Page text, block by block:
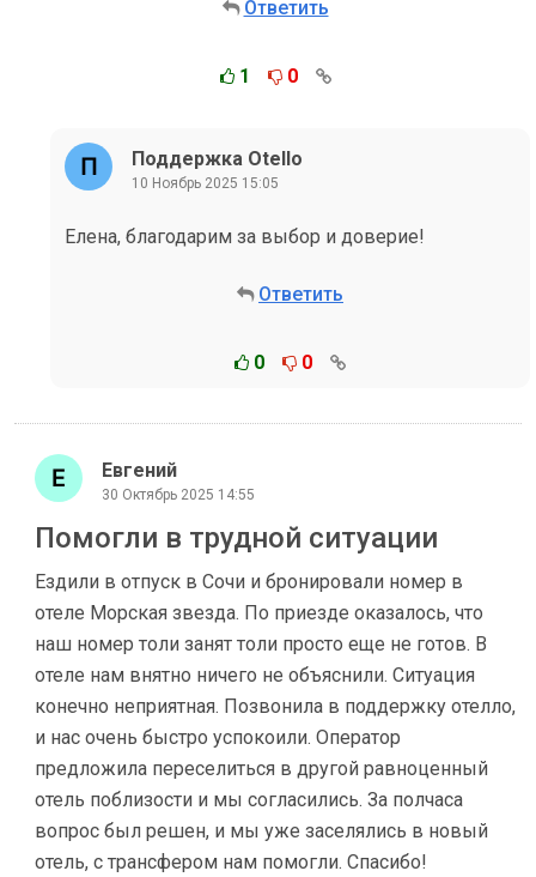
Ответить
1 0
Поддержка Otello
10 Ноябрь 2025 15:05
Елена, благодарим за выбор и доверие!
Ответить
0 0
Евгений
30 Октябрь 2025 14:55
Помогли в трудной ситуации
Ездили в отпуск в Сочи и бронировали номер в
отеле Морская звезда. По приезде оказалось, что
наш номер толи занят толи просто еще не готов. В
отеле нам внятно ничего не объяснили. Ситуация
конечно неприятная. Позвонила в поддержку отелло,
и нас очень быстро успокоили. Оператор
предложила переселиться в другой равноценный
отель поблизости и мы согласились. За полчаса
вопрос был решен, и мы уже заселялись в новый
отель, с трансфером нам помогли. Спасибо!